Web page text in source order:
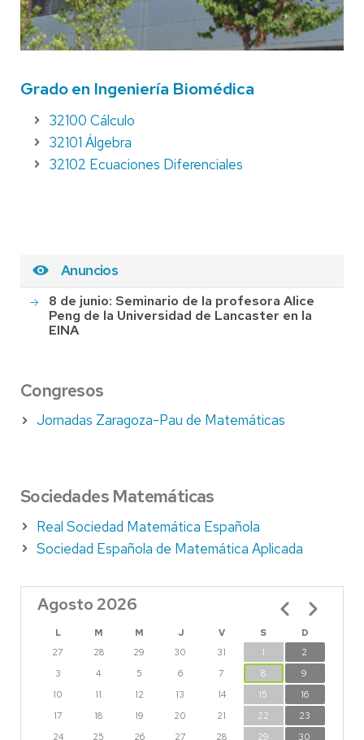
Grado en Ingeniería Biomédica
32100 Cálculo
32101 Álgebra
32102 Ecuaciones Diferenciales
Anuncios
8 de junio: Seminario de la profesora Alice
Peng de la Universidad de Lancaster en la
EINA
Congresos
Jornadas Zaragoza-Pau de Matemáticas
Sociedades Matemáticas
Real Sociedad Matemática Española
Sociedad Española de Matemática Aplicada
Agosto 2026
L M M J V S
D
27
28 29 30 31 1
2
3
4 5 6 7 8
9
10
11 12 13 14 15
16
17
18 19 20 21 22
23
24
25 26 27 28 29 30
Paginación